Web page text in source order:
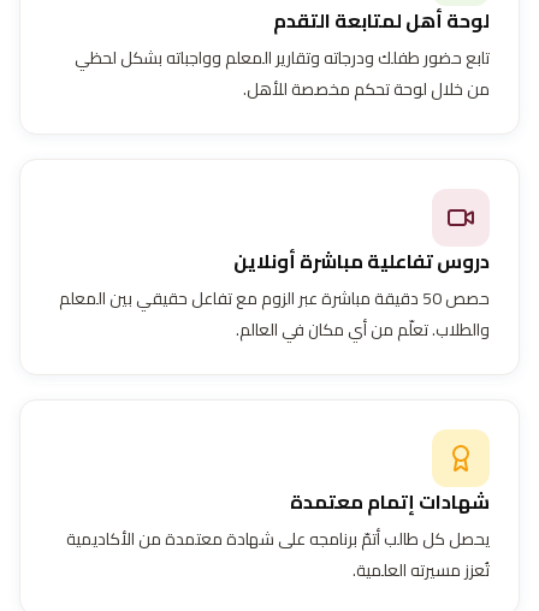
لوحة أهل لمتابعة التقدم
تابع حضور طفلك ودرجاته وتقارير المعلم وواجباته بشكل لحظي
من خلال لوحة تحكم مخصصة للأهل.
دروس تفاعلية مباشرة أونلاين
حصص 50 دقيقة مباشرة عبر الزوم مع تفاعل حقيقي بين المعلم
والطلاب. تعلّم من أي مكان في العالم.
شهادات إتمام معتمدة
يحصل كل طالب أتمّ برنامجه على شهادة معتمدة من الأكاديمية
تُعزز مسيرته العلمية.